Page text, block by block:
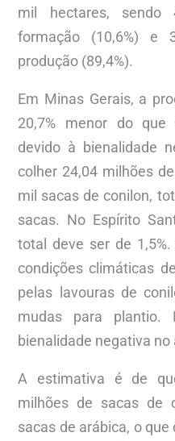
mil hectares, sendo
formação (10,6%) e
produção (89,4%).
Em Minas Gerais, a
20,7% menor do
devido à bienalidade
colher 24,04 milhões
mil sacas de conilon,
sacas. No Espírito
total deve ser de
condições climáticas
pelas lavouras de
mudas para
bienalidade negativa no
A estimativa é de
milhões de sacas de
sacas de arábica, o